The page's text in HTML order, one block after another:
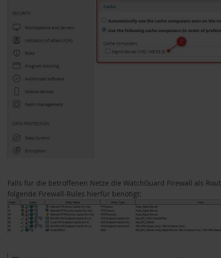
Falls für die betroffenen Netze die WatchGuard Firewall als
folgende Firewall-Rules hierfür benötigt: